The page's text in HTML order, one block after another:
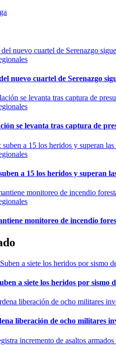
nuevo cuartel de Serenazgo
se levanta tras captura de
a 15 los heridos y superan
monitoreo de incendio
a siete los heridos por sismo
liberación de ocho militares